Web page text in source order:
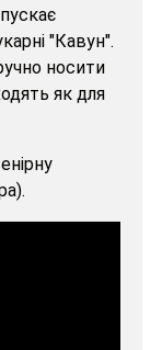
"Кавун".
носити
як для